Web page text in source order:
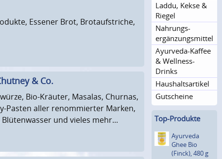
Essener Brot, Brotaufstriche,
& Co.
Bio-Kräuter, Masalas, Churnas,
Pasten aller renommierter Marken,
und vieles mehr...
Laddu, Kekse &
Riegel
Nahrungs­
ergänzungs­mittel
Ayurveda-Kaffee
& Wellness-
Drinks
Haushaltsar­tikel
Gutscheine
Top-Produkte
Ayurveda
Ghee Bio
(Finck), 480 g